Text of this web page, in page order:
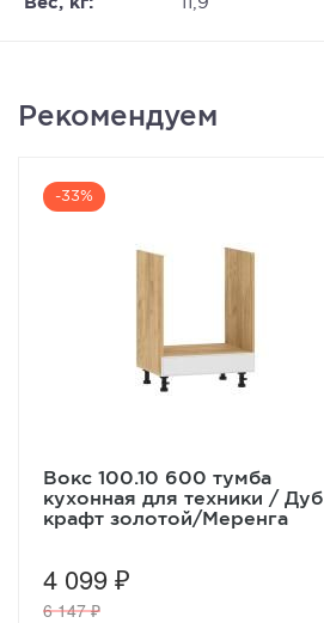
Рекомендуем
-33%
Вокс 100.10 600 тумба
кухонная для техники / Дуб
крафт золотой/Меренга
4 099 ₽
6 147 ₽